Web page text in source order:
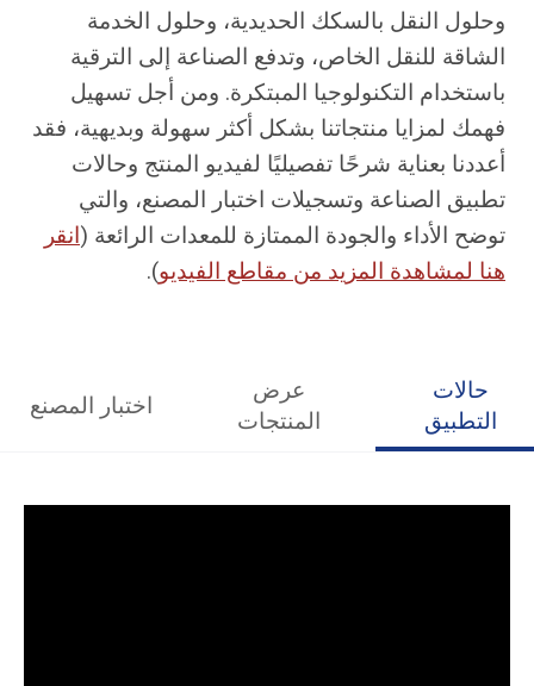
وحلول النقل بالسكك الحديدية، وحلول الخدمة
الشاقة للنقل الخاص، وتدفع الصناعة إلى الترقية
باستخدام التكنولوجيا المبتكرة. ومن أجل تسهيل
فهمك لمزايا منتجاتنا بشكل أكثر سهولة وبديهية، فقد
أعددنا بعناية شرحًا تفصيليًا لفيديو المنتج وحالات
تطبيق الصناعة وتسجيلات اختبار المصنع، والتي
توضح الأداء والجودة الممتازة للمعدات الرائعة (انقر
هنا لمشاهدة المزيد من مقاطع الفيديو).
حالات
التطبيق
عرض
المنتجات
اختبار المصنع